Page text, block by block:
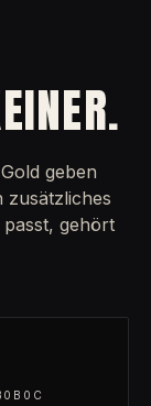
geben
zusätzliches
gehört